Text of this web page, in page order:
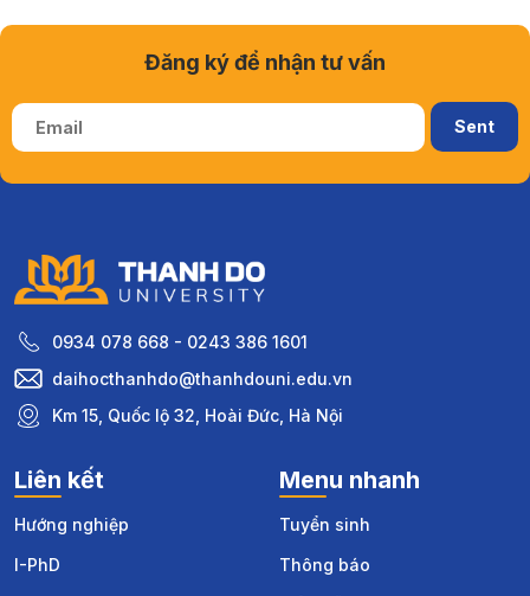
0934 078 668 - 0243 386 1601
daihocthanhdo@thanhdouni.edu.vn
Km 15, Quốc lộ 32, Hoài Đức, Hà Nội
Liên kết
Hướng nghiệp
I-PhD
Menu nhanh
Tuyển sinh
Thông báo
Đăng ký để nhận tư vấn